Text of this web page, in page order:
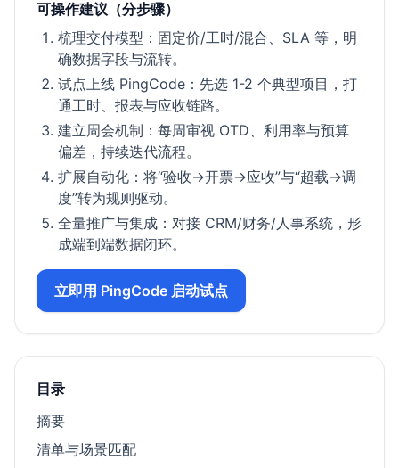
可操作建议（分步骤）
梳理交付模型：固定价/工时/混合、SLA 等，明
确数据字段与流转。
试点上线 PingCode：先选 1-2 个典型项目，打
通工时、报表与应收链路。
建立周会机制：每周审视 OTD、利用率与预算
偏差，持续迭代流程。
扩展自动化：将“验收→开票→应收”与“超载→调
度”转为规则驱动。
全量推广与集成：对接 CRM/财务/人事系统，形
成端到端数据闭环。
立即用 PingCode 启动试点
目录
摘要
清单与场景匹配